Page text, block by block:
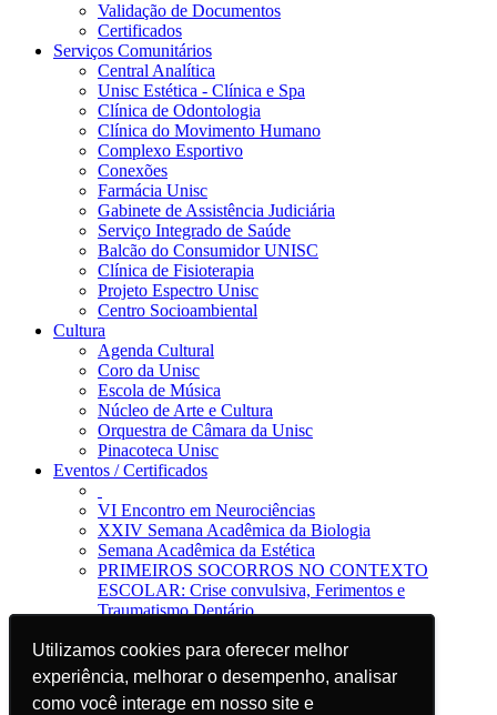
Utilizamos cookies para oferecer melhor
experiência, melhorar o desempenho, analisar
como você interage em nosso site e
Utilizamos cookies para oferecer melhor
experiência, melhorar o desempenho, analisar
como você interage em nosso site e
Validação de Documentos
Certificados
Serviços Comunitários
Central Analítica
Unisc Estética - Clínica e Spa
Clínica de Odontologia
Clínica do Movimento Humano
Complexo Esportivo
Conexões
Farmácia Unisc
Gabinete de Assistência Judiciária
Serviço Integrado de Saúde
Balcão do Consumidor UNISC
Clínica de Fisioterapia
Projeto Espectro Unisc
Centro Socioambiental
Cultura
Agenda Cultural
Coro da Unisc
Escola de Música
Núcleo de Arte e Cultura
Orquestra de Câmara da Unisc
Pinacoteca Unisc
Eventos / Certificados
VI Encontro em Neurociências
XXIV Semana Acadêmica da Biologia
Semana Acadêmica da Estética
PRIMEIROS SOCORROS NO CONTEXTO
ESCOLAR: Crise convulsiva, Ferimentos e
Traumatismo Dentário
Jornal da Unisc
Notícias
Imprensa
Blog EAD